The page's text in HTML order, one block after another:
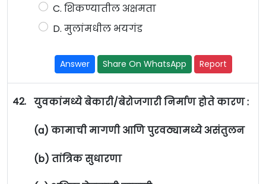
C. शिकण्यातील अक्षमता
D. मुलांमधील भयगंड
Answer Share On WhatsApp Report
42. युवकांमध्ये बेकारी/बेरोजगारी निर्माण होते कारण :
(a) कामाची मागणी आणि पुरवठ्यामध्ये असंतुलन
(b) तांत्रिक सुधारणा